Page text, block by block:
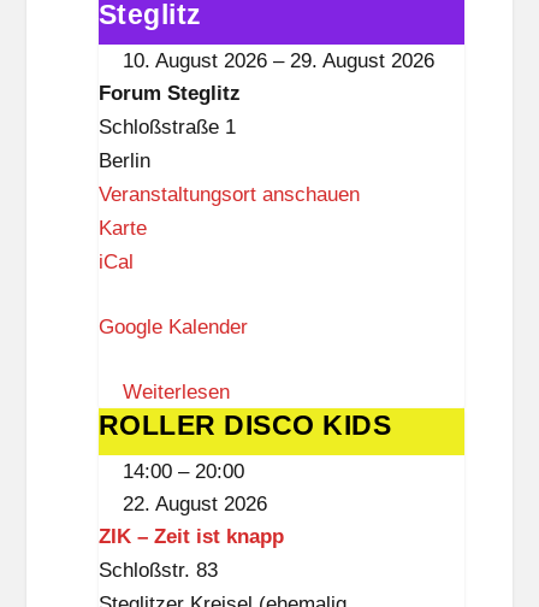
t
z
Akkordeons"
im
Steglitz
10. August 2026 – 29. August 2026
Forum Steglitz
Schloßstraße 1
Berlin
Veranstaltungsort anschauen
KarteF
u
S
t
e
i
t
iCal
Google Kalender
Weiterlesen
ROLLER
DISCO
KIDS
ROLLER DISCO KIDS
14:00 – 20:00
22. August 2026
ZIK – Zeit ist knapp
Schloßstr. 83